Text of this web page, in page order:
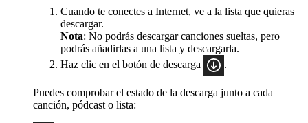
Cuando te conectes a Internet, ve a la lista que quieras
descargar.
Nota: No podrás descargar canciones sueltas, pero
podrás añadirlas a una lista y descargarla.
Haz clic en el botón de descarga
.
Puedes comprobar el estado de la descarga junto a cada
canción, pódcast o lista: